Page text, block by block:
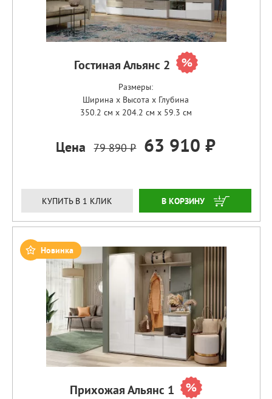
Гостиная Альянс 2
Размеры:
Ширина x Высота x Глубина
350.2 см x 204.2 см x 59.3 см
Цена 79 890 ₽ 63 910 ₽
КУПИТЬ В 1 КЛИК ЗАКАЗАТЬ
Новинка
Прихожая Альянс 1